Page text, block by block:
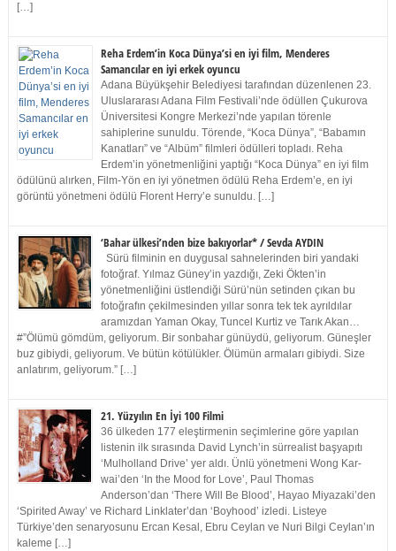
[…]
Reha Erdem’in Koca Dünya’si en iyi film, Menderes
Samancılar en iyi erkek oyuncu
Adana Büyükşehir Belediyesi tarafından düzenlenen 23.
Uluslararası Adana Film Festivali’nde ödüllen Çukurova
Üniversitesi Kongre Merkezi’nde yapılan törenle
sahiplerine sunuldu. Törende, “Koca Dünya”, “Babamın
Kanatları” ve “Albüm” filmleri ödülleri topladı. Reha
Erdem’in yönetmenliğini yaptığı “Koca Dünya” en iyi film
ödülünü alırken, Film-Yön en iyi yönetmen ödülü Reha Erdem’e, en iyi
görüntü yönetmeni ödülü Florent Herry’e sunuldu. […]
‘Bahar ülkesi’nden bize bakıyorlar* / Sevda AYDIN
Sürü filminin en duygusal sahnelerinden biri yandaki
fotoğraf. Yılmaz Güney’in yazdığı, Zeki Ökten’in
yönetmenliğini üstlendiği Sürü’nün setinden çıkan bu
fotoğrafın çekilmesinden yıllar sonra tek tek ayrıldılar
aramızdan Yaman Okay, Tuncel Kurtiz ve Tarık Akan…
#”Ölümü gömdüm, geliyorum. Bir sonbahar günüydü, geliyorum. Güneşler
buz gibiydi, geliyorum. Ve bütün kötülükler. Ölümün armaları gibiydi. Size
anlatırım, geliyorum.” […]
21. Yüzyılın En İyi 100 Filmi
36 ülkeden 177 eleştirmenin seçimlerine göre yapılan
listenin ilk sırasında David Lynch’in sürrealist başyapıtı
‘Mulholland Drive’ yer aldı. Ünlü yönetmeni Wong Kar-
wai’den ‘In the Mood for Love’, Paul Thomas
Anderson’dan ‘There Will Be Blood’, Hayao Miyazaki’den
‘Spirited Away’ ve Richard Linklater’dan ‘Boyhood’ izledi. Listeye
Türkiye’den senaryosunu Ercan Kesal, Ebru Ceylan ve Nuri Bilgi Ceylan’ın
kaleme […]